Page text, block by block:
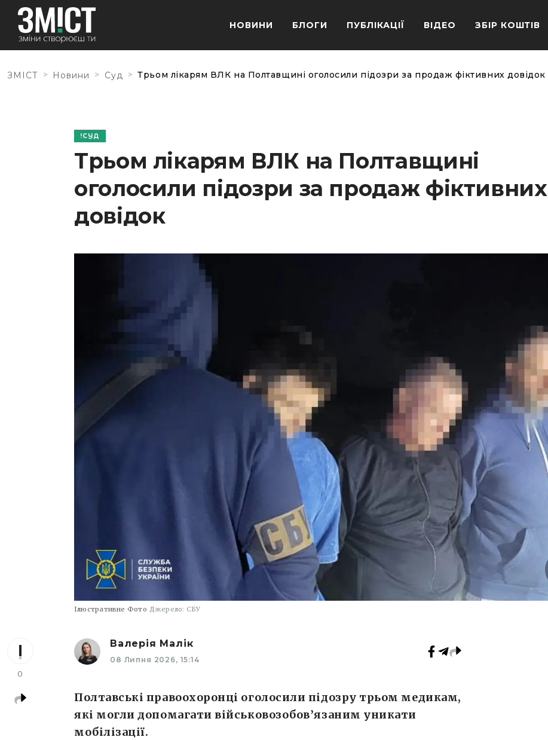
НОВИНИ БЛОГИ ПУБЛІКАЦІЇ ВІДЕО ЗБІР КОШТІВ
ЗМІСТ > Новини > Суд > Трьом лікарям ВЛК на Полтавщині оголосили підозри за продаж фіктивних довідок
СУД
Трьом лікарям ВЛК на Полтавщині
оголосили підозри за продаж фіктивних
довідок
Ілюстративне Фото Джерело: СБУ
0
Валерія Малік
08 Липня 2026, 15:14
Полтавські правоохоронці оголосили підозру трьом медикам,
які могли допомагати військовозобов’язаним уникати
мобілізації.